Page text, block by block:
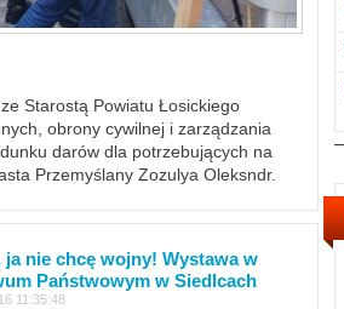
Starostą Powiatu Łosickiego
obrony cywilnej i zarządzania
darów dla potrzebujących na
Przemyślany Zozulya Oleksndr.
ja nie chcę wojny! Wystawa w
Państwowym w Siedlcach
11:35:48